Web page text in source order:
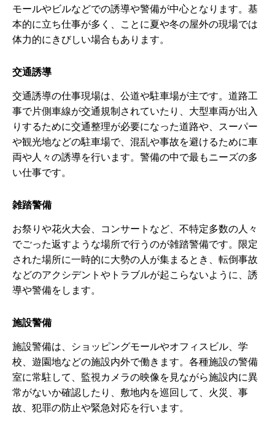
モールやビルなどでの誘導や警備が中心となります。基
本的に立ち仕事が多く、ことに夏や冬の屋外の現場では
体力的にきびしい場合もあります。
交通誘導
交通誘導の仕事現場は、公道や駐車場が主です。道路工
事で片側車線が交通規制されていたり、大型車両が出入
りするために交通整理が必要になった道路や、スーパー
や観光地などの駐車場で、混乱や事故を避けるために車
両や人々の誘導を行います。警備の中で最もニーズの多
い仕事です。
雑踏警備
お祭りや花火大会、コンサートなど、不特定多数の人々
でごった返すような場所で行うのが雑踏警備です。限定
された場所に一時的に大勢の人が集まるとき、転倒事故
などのアクシデントやトラブルが起こらないように、誘
導や警備をします。
施設警備
施設警備は、ショッピングモールやオフィスビル、学
校、遊園地などの施設内外で働きます。各種施設の警備
室に常駐して、監視カメラの映像を見ながら施設内に異
常がないか確認したり、敷地内を巡回して、火災、事
故、犯罪の防止や緊急対応を行います。